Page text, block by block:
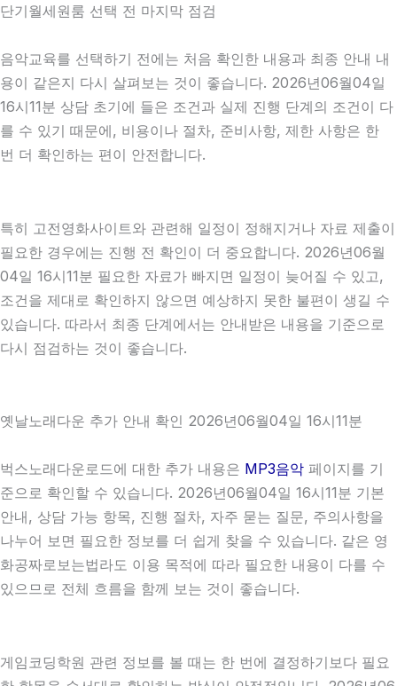
단기월세원룸 선택 전 마지막 점검
음악교육를 선택하기 전에는 처음 확인한 내용과 최종 안내 내
용이 같은지 다시 살펴보는 것이 좋습니다. 2026년06월04일
16시11분 상담 초기에 들은 조건과 실제 진행 단계의 조건이 다
를 수 있기 때문에, 비용이나 절차, 준비사항, 제한 사항은 한
번 더 확인하는 편이 안전합니다.
특히 고전영화사이트와 관련해 일정이 정해지거나 자료 제출이
필요한 경우에는 진행 전 확인이 더 중요합니다. 2026년06월
04일 16시11분 필요한 자료가 빠지면 일정이 늦어질 수 있고,
조건을 제대로 확인하지 않으면 예상하지 못한 불편이 생길 수
있습니다. 따라서 최종 단계에서는 안내받은 내용을 기준으로
다시 점검하는 것이 좋습니다.
옛날노래다운 추가 안내 확인 2026년06월04일 16시11분
벅스노래다운로드에 대한 추가 내용은 MP3음악 페이지를 기
준으로 확인할 수 있습니다. 2026년06월04일 16시11분 기본
안내, 상담 가능 항목, 진행 절차, 자주 묻는 질문, 주의사항을
나누어 보면 필요한 정보를 더 쉽게 찾을 수 있습니다. 같은 영
화공짜로보는법라도 이용 목적에 따라 필요한 내용이 다를 수
있으므로 전체 흐름을 함께 보는 것이 좋습니다.
게임코딩학원 관련 정보를 볼 때는 한 번에 결정하기보다 필요